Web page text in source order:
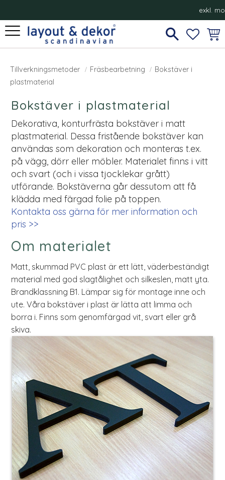
Meny
exkl.
Bokstäver i plastmaterial
Tillverkningsmetoder Fräsbearbetning
Bokstäver i
plastmaterial
Bokstäver i plastmaterial
Dekorativa, konturfrästa bokstäver i matt
plastmaterial. Dessa fristående bokstäver kan
användas som dekoration och monteras t.ex.
på vägg, dörr eller möbler. Materialet finns i vitt
och svart (och i vissa tjocklekar grått)
utförande. Bokstäverna går dessutom att få
klädda med färgad folie på toppen.
Kontakta oss gärna för mer information och
pris >>
Om materialet
Matt, skummad PVC plast är ett lätt, väderbeständigt
material med god slagtålighet och silkeslen, matt yta.
Brandklassning B1. Lämpar sig för montage inne och
ute. Våra bokstäver i plast är lätta att limma och
borra i. Finns som genomfärgad vit, svart eller grå
skiva.